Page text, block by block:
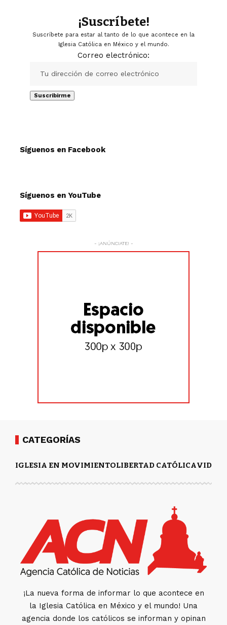
¡Suscríbete!
Suscríbete para estar al tanto de lo que acontece en la
Iglesia Católica en México y el mundo.
Correo electrónico:
Síguenos en Facebook
Síguenos en YouTube
- ¡ANÚNCIATE! -
CATEGORÍAS
IGLESIA EN MOVIMIENTOLIBERTAD CATÓLICAVIDA
¡La nueva forma de informar lo que acontece en
la Iglesia Católica en México y el mundo! Una
agencia donde los católicos se informan y opinan